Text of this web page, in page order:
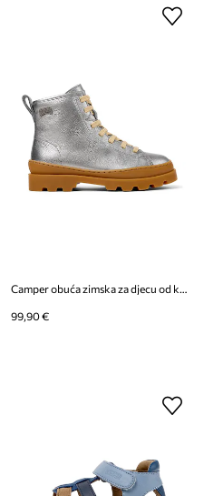
Camper obuća zimska za djecu od kože Brutus Kids
99,90 €